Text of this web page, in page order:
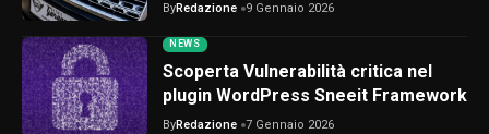
ByRedazione 9 Gennaio 2026
NEWS
Scoperta Vulnerabilità critica nel
plugin WordPress Sneeit Framework
ByRedazione 7 Gennaio 2026